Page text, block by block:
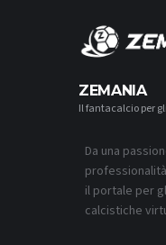
ZEMANIA
Il fantacalcio per
Da una
il portale per
calcistiche